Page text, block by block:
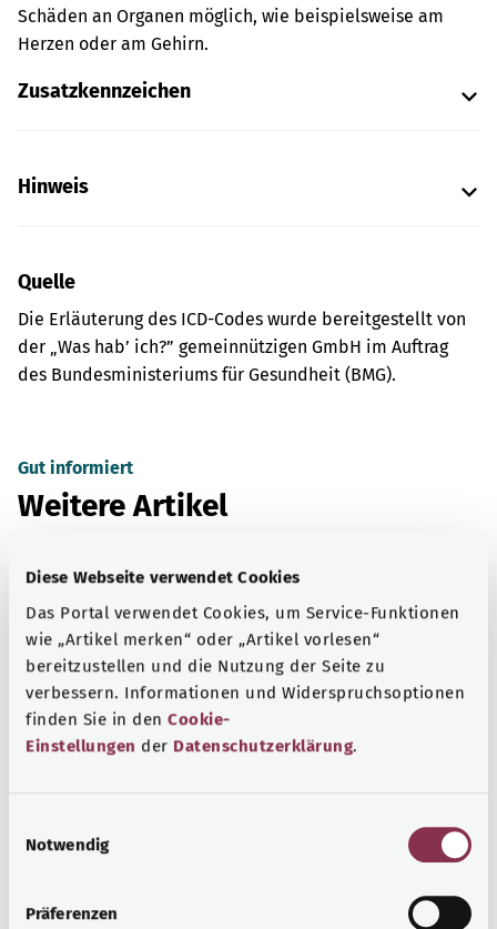
Diese Webseite verwendet Cookies
Das Portal verwendet Cookies, um Service-Funktionen
wie „Artikel merken“ oder „Artikel vorlesen“
bereitzustellen und die Nutzung der Seite zu
verbessern. Informationen und Widerspruchsoptionen
finden Sie in den Cookie-
Einstellungen der Datenschutzerklärung.
Notwendig
Präferenzen
Schäden an Organen möglich, wie beispielsweise am
Herzen oder am Gehirn.
Zusatzkennzeichen
Hinweis
Quelle
Die Erläuterung des ICD-Codes wurde bereitgestellt von
der „Was hab’ ich?” gemeinnützigen GmbH im Auftrag
des Bundesministeriums für Gesundheit (BMG).
Gut informiert
Weitere Artikel
Chronische Nierenkrankheit
typischerweise bei älteren Menschen. Oft bleibt die